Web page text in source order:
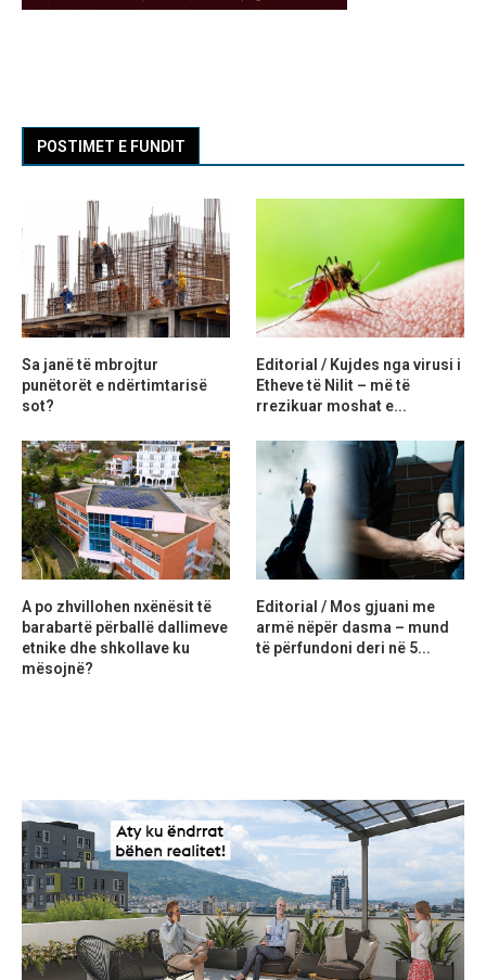
POSTIMET E FUNDIT
Sa janë të mbrojtur
punëtorët e ndërtimtarisë
sot?
Editorial / Kujdes nga virusi i
Etheve të Nilit – më të
rrezikuar moshat e...
A po zhvillohen nxënësit të
barabartë përballë dallimeve
etnike dhe shkollave ku
mësojnë?
Editorial / Mos gjuani me
armë nëpër dasma – mund
të përfundoni deri në 5...